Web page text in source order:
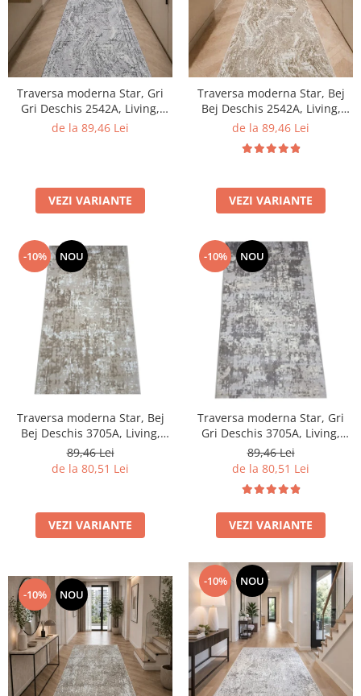
Traversa moderna Star, Gri
Gri Deschis 2542A, Living,
Dormitor, Hol, 100 x 200 cm
de la 89,46 Lei
VEZI VARIANTE
Traversa moderna Star, Bej
Bej Deschis 2542A, Living,
Dormitor, Hol, 100 x 200 cm
de la 89,46 Lei
VEZI VARIANTE
-10% NOU
Traversa moderna Star, Bej
Bej Deschis 3705A, Living,
Dormitor, Hol, 80 x 250 cm
89,46 Lei
de la 80,51 Lei
VEZI VARIANTE
-10% NOU
Traversa moderna Star, Gri
Gri Deschis 3705A, Living,
Dormitor, Hol, 80 x 250 cm
89,46 Lei
de la 80,51 Lei
VEZI VARIANTE
-10% NOU
-10% NOU